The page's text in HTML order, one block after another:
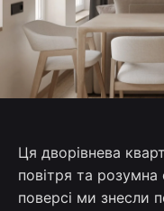
Ця дворівнева
повітря та
поверсі ми знесли